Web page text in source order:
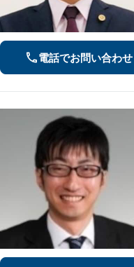
電話でお問い合わせ